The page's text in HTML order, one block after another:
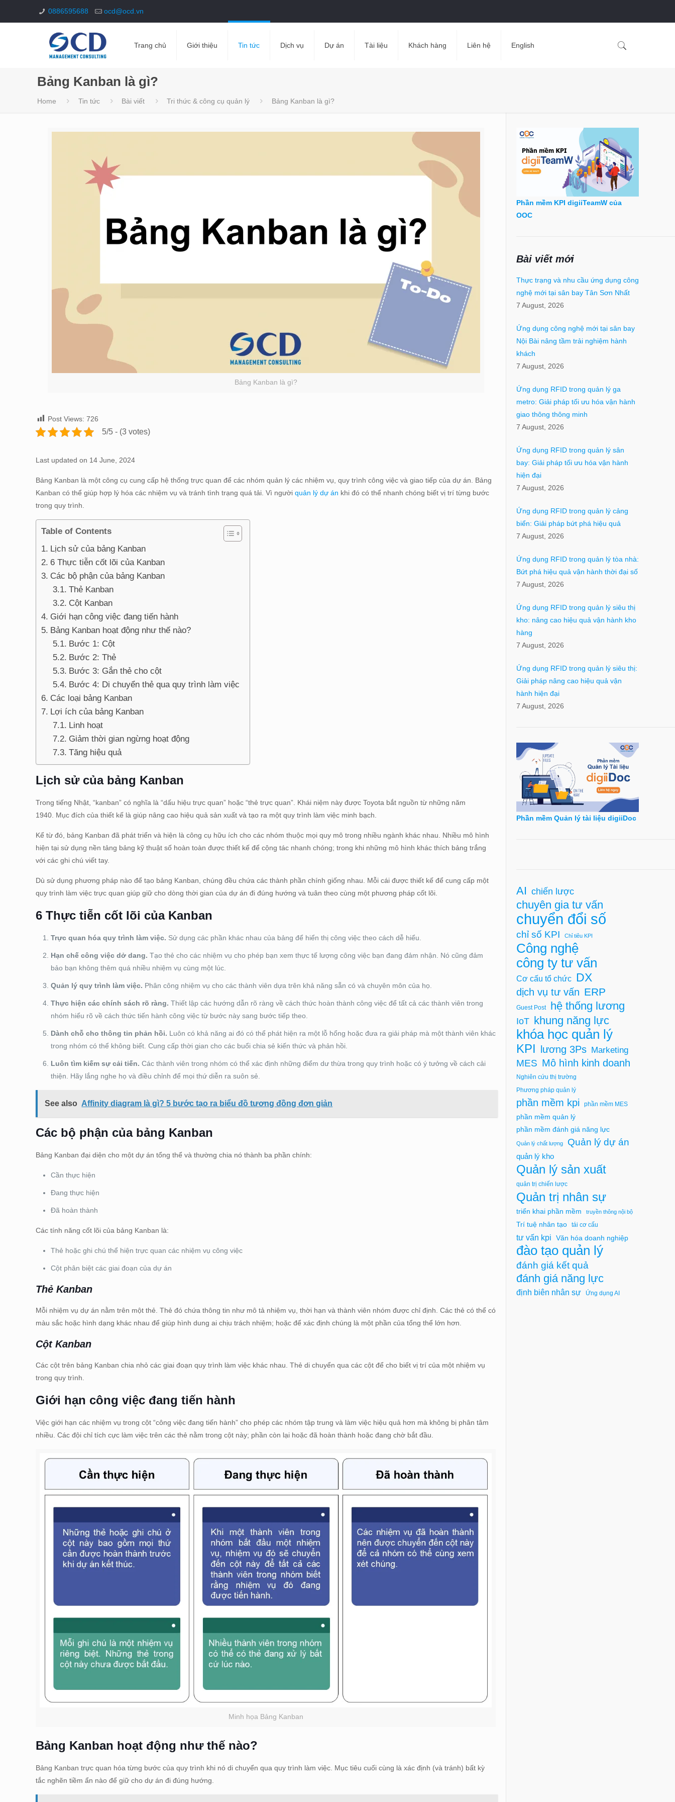
0886595688 ocd@ocd.vn
Trang chủ Giới thiệu Tin tức Dịch vụ Dự án Tài liệu Khách hàng Liên hệ English
Bảng Kanban là gì?
Home Tin tức Bài viết Tri thức & công cụ quản lý Bảng Kanban là gì?
Bảng Kanban là gì?
Post Views: 726
5/5 - (3 votes)
Last updated on 14 June, 2024
Bảng Kanban là một công cụ cung cấp hệ thống trực quan để các nhóm quản lý các nhiệm vụ, quy trình công việc và giao tiếp của dự án. Bảng
Kanban có thể giúp hợp lý hóa các nhiệm vụ và tránh tình trạng quá tải. Vì ngườiquản lý dự án khi đó có thể nhanh chóng biết vị trí từng bước
trong quy trình.
Table of Contents
Lịch sử của bảng Kanban
6 Thực tiễn cốt lõi của Kanban
Các bộ phận của bảng Kanban
Thẻ Kanban
Cột Kanban
Giới hạn công việc đang tiến hành
Bảng Kanban hoạt động như thế nào?
Bước 1: Cột
Bước 2: Thẻ
Bước 3: Gắn thẻ cho cột
Bước 4: Di chuyển thẻ qua quy trình làm việc
Các loại bảng Kanban
Lợi ích của bảng Kanban
Linh hoạt
Giảm thời gian ngừng hoạt động
Tăng hiệu quả
Lịch sử của bảng Kanban
Trong tiếng Nhật, “kanban” có nghĩa là “dấu hiệu trực quan” hoặc “thẻ trực quan”. Khái niệm này được Toyota bắt nguồn từ những năm
1940. Mục đích của thiết kế là giúp nâng cao hiệu quả sản xuất và tạo ra một quy trình làm việc minh bạch.
Kể từ đó, bảng Kanban đã phát triển và hiện là công cụ hữu ích cho các nhóm thuộc mọi quy mô trong nhiều ngành khác nhau. Nhiều mô hình
hiện tại sử dụng nền tảng bảng kỹ thuật số hoàn toàn được thiết kế để cộng tác nhanh chóng; trong khi những mô hình khác thích bảng trắng
với các ghi chú viết tay.
Dù sử dụng phương pháp nào để tạo bảng Kanban, chúng đều chứa các thành phần chính giống nhau. Mỗi cái được thiết kế để cung cấp một
quy trình làm việc trực quan giúp giữ cho dòng thời gian của dự án đi đúng hướng và tuân theo cùng một phương pháp cốt lõi.
6 Thực tiễn cốt lõi của Kanban
Trực quan hóa quy trình làm việc. Sử dụng các phần khác nhau của bảng để hiển thị công việc theo cách dễ hiểu.
Hạn chế công việc dở dang.Tạo thẻ cho các nhiệm vụ cho phép bạn xem thực tế lượng công việc bạn đang đảm nhận. Nó cũng đảm
bảo bạn không thêm quá nhiều nhiệm vụ cùng một lúc.
Quản lý quy trình làm việc. Phân công nhiệm vụ cho các thành viên dựa trên khả năng sẵn có và chuyên môn của họ.
Thực hiện các chính sách rõ ràng.Thiết lập các hướng dẫn rõ ràng về cách thức hoàn thành công việc để tất cả các thành viên trong
nhóm hiểu rõ về cách thức tiến hành công việc từ bước này sang bước tiếp theo.
Dành chỗ cho thông tin phản hồi. Luôn có khả năng ai đó có thể phát hiện ra một lỗ hổng hoặc đưa ra giải pháp mà một thành viên khác
trong nhóm có thể không biết. Cung cấp thời gian cho các buổi chia sẻ kiến ​​thức và phản hồi.
Luôn tìm kiếm sự cải tiến.Các thành viên trong nhóm có thể xác định những điểm dư thừa trong quy trình hoặc có ý tưởng về cách cải
thiện. Hãy lắng nghe họ và điều chỉnh để mọi thứ diễn ra suôn sẻ.
See also Affinity diagram là gì? 5 bước tạo ra biểu đồ tương đồng đơn giản
Các bộ phận của bảng Kanban
Bảng Kanban đại diện cho một dự án tổng thể và thường chia nó thành ba phần chính:
Cần thực hiện
Đang thực hiện
Đã hoàn thành
Các tính năng cốt lõi của bảng Kanban là:
Thẻ hoặc ghi chú thể hiện trực quan các nhiệm vụ công việc
Cột phân biệt các giai đoạn của dự án
Thẻ Kanban
Mỗi nhiệm vụ dự án nằm trên một thẻ. Thẻ đó chứa thông tin như mô tả nhiệm vụ, thời hạn và thành viên nhóm được chỉ định. Các thẻ có thể có
màu sắc hoặc hình dạng khác nhau để giúp hình dung ai chịu trách nhiệm; hoặc để xác định chúng là một phần của tổng thể lớn hơn.
Cột Kanban
Các cột trên bảng Kanban chia nhỏ các giai đoạn quy trình làm việc khác nhau. Thẻ di chuyển qua các cột để cho biết vị trí của một nhiệm vụ
trong quy trình.
Giới hạn công việc đang tiến hành
Việc giới hạn các nhiệm vụ trong cột “công việc đang tiến hành” cho phép các nhóm tập trung và làm việc hiệu quả hơn mà không bị phân tâm
nhiều. Các đội chỉ tích cực làm việc trên các thẻ nằm trong cột này; phần còn lại hoặc đã hoàn thành hoặc đang chờ bắt đầu.
Minh họa Bảng Kanban
Bảng Kanban hoạt động như thế nào?
Bảng Kanban trực quan hóa từng bước của quy trình khi nó di chuyển qua quy trình làm việc. Mục tiêu cuối cùng là xác định (và tránh) bất kỳ
tắc nghẽn tiềm ẩn nào để giữ cho dự án đi đúng hướng.
Phần mềm KPI digiiTeamW của
OOC
Bài viết mới
Thực trạng và nhu cầu ứng dụng công
nghệ mới tại sân bay Tân Sơn Nhất
7 August, 2026
Ứng dụng công nghệ mới tại sân bay
Nội Bài nâng tầm trải nghiệm hành
khách
7 August, 2026
Ứng dụng RFID trong quản lý ga
metro: Giải pháp tối ưu hóa vận hành
giao thông thông minh
7 August, 2026
Ứng dụng RFID trong quản lý sân
bay: Giải pháp tối ưu hóa vận hành
hiện đại
7 August, 2026
Ứng dụng RFID trong quản lý cảng
biển: Giải pháp bứt phá hiệu quả
7 August, 2026
Ứng dụng RFID trong quản lý tòa nhà:
Bứt phá hiệu quả vận hành thời đại số
7 August, 2026
Ứng dụng RFID trong quản lý siêu thị
kho: nâng cao hiệu quả vận hành kho
hàng
7 August, 2026
Ứng dụng RFID trong quản lý siêu thị:
Giải pháp nâng cao hiệu quả vận
hành hiện đại
7 August, 2026
Phần mềm Quản lý tài liệu digiiDoc
AI chiến lược
chuyên gia tư vấn
chuyển đổi số
chỉ số KPI Chỉ tiêu KPI
Công nghệ
công ty tư vấn
Cơ cấu tổ chức DX
dịch vụ tư vấn ERP
Guest Post hệ thống lương
IoT khung năng lực
khóa học quản lý
KPI lương 3Ps Marketing
MES Mô hình kinh doanh
Nghiên cứu thị trường
Phương pháp quản lý
phần mềm kpi phần mềm MES
phần mềm quản lý
phần mềm đánh giá năng lực
Quản lý chất lượng Quản lý dự án
quản lý kho
Quản lý sản xuất
quản trị chiến lược
Quản trị nhân sự
triển khai phần mềm truyền thông nội bộ
Trí tuệ nhân tạo tái cơ cấu
tư vấn kpi Văn hóa doanh nghiệp
đào tạo quản lý
đánh giá kết quả
đánh giá năng lực
định biên nhân sự Ứng dụng AI